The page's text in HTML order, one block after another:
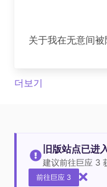
关于我在无意间
더보기
旧版站点已进
建议前往巨应 3
前往巨应 3